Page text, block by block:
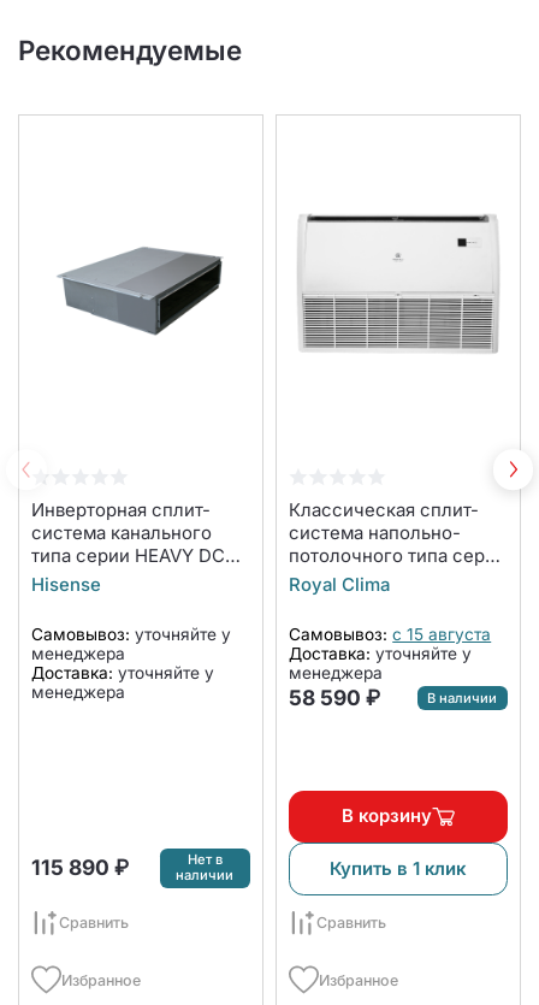
Рекомендуемые
Инверторная сплит-
система канального
типа серии HEAVY DC
INVERTER AUD-
18U4SS (комплект)
Hisense
Самовывоз: уточняйте у
менеджера
Доставка: уточняйте у
менеджера
115 890 ₽
Нет в
наличии
Сравнить
Избранное
Классическая сплит-
система напольно-
потолочного типа серии
COMPETENZA 2023 CO-
F 18HNX/CO-E 18HNX
(комплект)
Royal Clima
Самовывоз: с 15 августа
Доставка: уточняйте у
менеджера
58 590 ₽ В наличии
В корзину
Купить в 1 клик
Сравнить
Избранное